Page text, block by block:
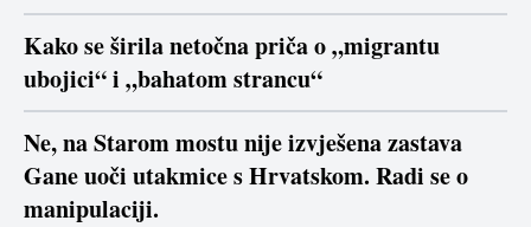
Kako se širila netočna priča o „migrantu
ubojici“ i „bahatom strancu“
Ne, na Starom mostu nije izvješena zastava
Gane uoči utakmice s Hrvatskom. Radi se o
manipulaciji.